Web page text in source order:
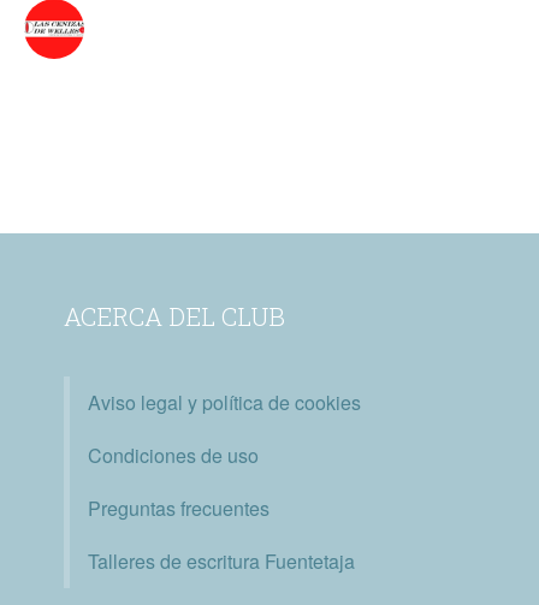
ACERCA DEL CLUB
Aviso legal y política de cookies
Condiciones de uso
Preguntas frecuentes
Talleres de escritura Fuentetaja